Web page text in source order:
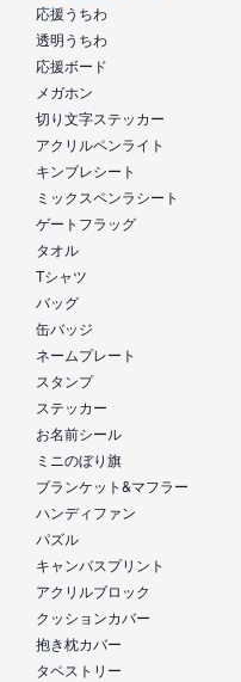
応援うちわ
透明うちわ
応援ボード
メガホン
切り文字ステッカー
アクリルペンライト
キンブレシート
ミックスペンラシート
ゲートフラッグ
タオル
Tシャツ
バッグ
缶バッジ
ネームプレート
スタンプ
ステッカー
お名前シール
ミニのぼり旗
ブランケット&マフラー
ハンディファン
パズル
キャンバスプリント
アクリルブロック
クッションカバー
抱き枕カバー
タペストリー